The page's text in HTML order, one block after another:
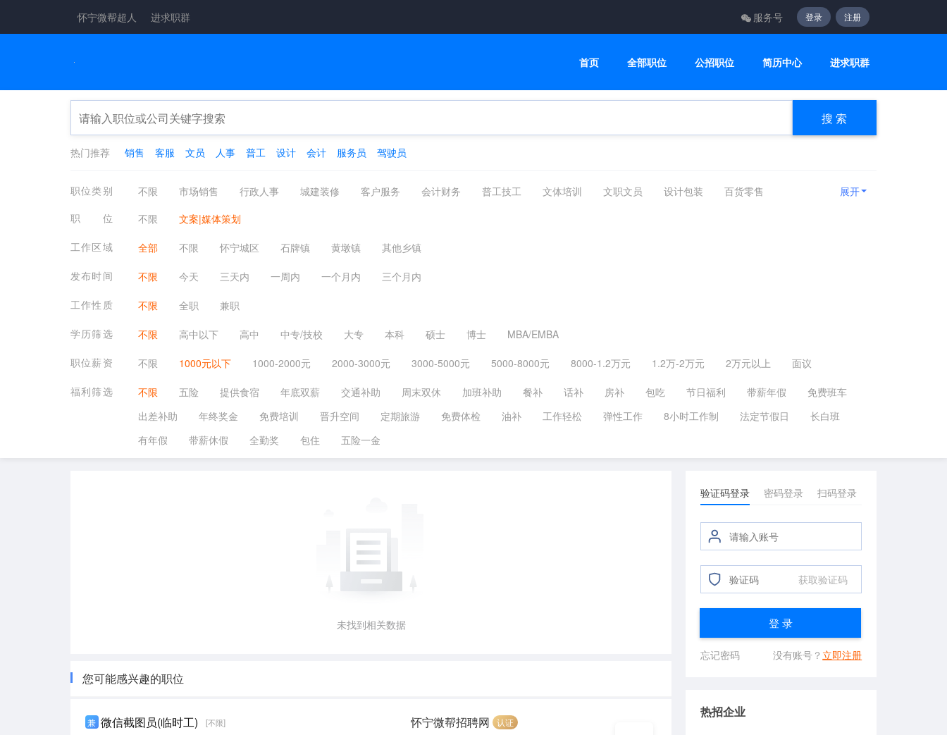
怀宁微帮超人 进求职群 服务号 登录 注册
首页 全部职位 公招职位 简历中心 进求职群
搜 索
热门推荐 销售 客服 文员 人事 普工 设计 会计 服务员 驾驶员
职位类别 不限 市场销售 行政人事 城建装修 客户服务 会计财务 普工技工 文体培训 文职文员 设计包装
百货零售
工厂工业
酒店餐饮
展开
职位
不限
文案|媒体策划
工作区域
全部 不限 怀宁城区 石牌镇 黄墩镇
其他乡镇
发布时间
不限 今天 三天内 一周内 一个月内
三个月内
工作性质
不限 全职
兼职
学历筛选
不限 高中以下 高中 中专/技校 大专 本科 硕士 博士
MBA/EMBA
职位薪资
不限 1000元以下 1000-2000元 2000-3000元 3000-5000元 5000-8000元 8000-1.2万元 1.2万-2万元 2万元以上
面议
福利筛选
不限 五险 提供食宿 年底双薪 交通补助 周末双休 加班补助 餐补 话补 房补 包吃 节日福利 带薪年假
免费班车
出差补助
年终奖金 免费培训 晋升空间 定期旅游 免费体检 油补 工作轻松 弹性工作 8小时工作制 法定节假日
长白班
有年假
带薪休假 全勤奖 包住 五险一金
未找到相关数据
您可能感兴趣的职位
兼 微信截图员(临时工) [不限] 怀宁微帮招聘网 认证
验证码登录 密码登录 扫码登录
获取验证码
登 录
忘记密码 没有账号？ 立即注册
热招企业